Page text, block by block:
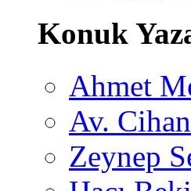
Konuk
Ahmet
Av.
Zeynep